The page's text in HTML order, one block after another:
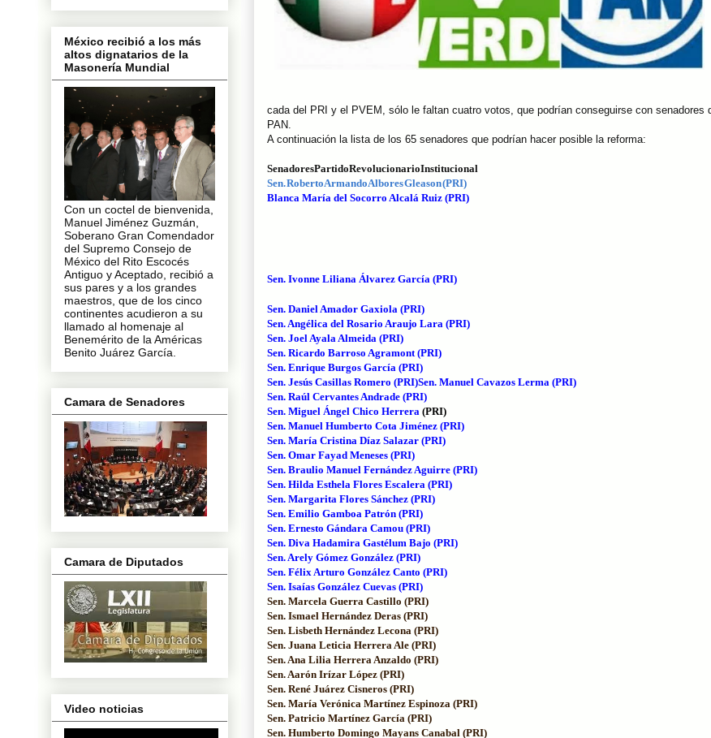
cada del PRI y el PVEM, sólo le faltan cuatro votos, que podrían conseguirse con senadores
PAN.
A continuación la lista de los 65 senadores que podrían hacer posible la reforma:
Senadores Partido Revolucionario Institucional
Sen. Roberto Armando Albores Gleason (PRI)
Blanca María del Socorro Alcalá Ruiz (PRI)
Sen. Ivonne Liliana Álvarez García (PRI)
Sen. Daniel Amador Gaxiola (PRI)
Sen. Angélica del Rosario Araujo Lara (PRI)
Sen. Joel Ayala Almeida (PRI)
Sen. Ricardo Barroso Agramont (PRI)
Sen. Enrique Burgos García (PRI)
Sen. Jesús Casillas Romero (PRI)Sen. Manuel Cavazos Lerma (PRI)
Sen. Raúl Cervantes Andrade (PRI)
Sen. Miguel Ángel Chico Herrera (PRI)
Sen. Manuel Humberto Cota Jiménez (PRI)
Sen. María Cristina Díaz Salazar (PRI)
Sen. Omar Fayad Meneses (PRI)
Sen. Braulio Manuel Fernández Aguirre (PRI)
Sen. Hilda Esthela Flores Escalera (PRI)
Sen. Margarita Flores Sánchez (PRI)
Sen. Emilio Gamboa Patrón (PRI)
Sen. Ernesto Gándara Camou (PRI)
Sen. Diva Hadamira Gastélum Bajo (PRI)
Sen. Arely Gómez González (PRI)
Sen. Félix Arturo González Canto (PRI)
Sen. Isaías González Cuevas (PRI)
Sen. Marcela Guerra Castillo (PRI)
Sen. Ismael Hernández Deras (PRI)
Sen. Lisbeth Hernández Lecona (PRI)
Sen. Juana Leticia Herrera Ale (PRI)
Sen. Ana Lilia Herrera Anzaldo (PRI)
Sen. Aarón Irízar López (PRI)
Sen. René Juárez Cisneros (PRI)
Sen. María Verónica Martínez Espinoza (PRI)
Sen. Patricio Martínez García (PRI)
Sen. Humberto Domingo Mayans Canabal (PRI)
México recibió a los más
altos dignatarios de la
Masonería Mundial
Con un coctel de bienvenida,
Manuel Jiménez Guzmán,
Soberano Gran Comendador
del Supremo Consejo de
México del Rito Escocés
Antiguo y Aceptado, recibió a
sus pares y a los grandes
maestros, que de los cinco
continentes acudieron a su
llamado al homenaje al
Benemérito de la Américas
Benito Juárez García.
Camara de Senadores
Camara de Diputados
Video noticias